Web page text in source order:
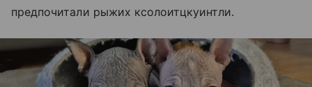
предпочитали рыжих кcoлоитцкуинтли.